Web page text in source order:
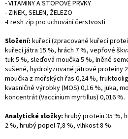
- VITAMINY A STOPOVÉ PRVKY
- ZINEK, SELEN, ŽELEZO
-Fresh zip pro uchování čerstvosti
Složení: kuřecí (zpracované kuřecí
kuřecí játra 15 %, hrách 7 %, vepřové
tuk 5 %, sleďová moučka 5 %, lněné
sušené, hydrolyzované játrové proteiny
moučka z mořských řas 0,24 %,
kvasničné výrobky (MOS) 0,16 %, juka,
koncentrát (Vaccinium myrtillus) 0,016 %.
Analytické složky: hrubý protein 35 %,
2 %, hrubý popel 7,8 %, vlhkost 8 %.